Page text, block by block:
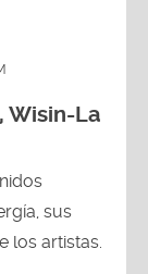
Wisin-La
sus
los artistas.